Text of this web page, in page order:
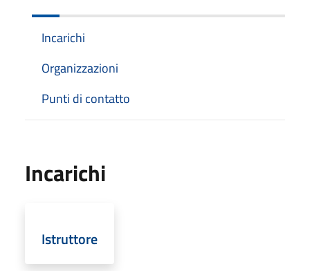
Incarichi
Organizzazioni
Punti di contatto
Incarichi
Istruttore